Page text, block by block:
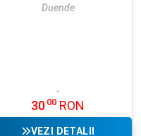
Duende
30 00 RON
VEZI DETALII